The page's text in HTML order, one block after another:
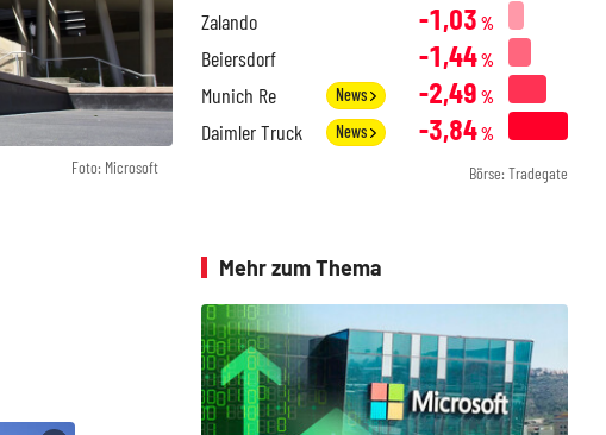
Foto: Microsoft
Zalando -1,03 %
Beiersdorf -1,44%
Munich Re News -2,49 %
Daimler Truck News -3,84%
Börse: Tradegate
Mehr zum Thema